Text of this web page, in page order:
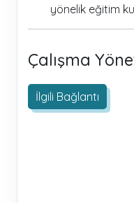
yönelik eğitim
Çalışma
İlgili Bağlantı